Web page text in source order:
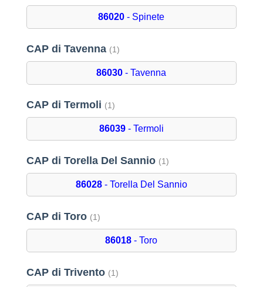
86020 - Spinete
CAP di Tavenna (1)
86030 - Tavenna
CAP di Termoli (1)
86039- Termoli
CAP di Torella Del Sannio (1)
86028- Torella Del Sannio
CAP di Toro (1)
86018 - Toro
CAP di Trivento (1)